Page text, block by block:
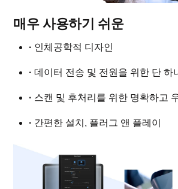
매우 사용하기 쉬운
· 인체공학적 디자인
· 데이터 전송 및 전원을 위한 단 하
· 스캔 및 후처리를 위한 명확하고
· 간편한 설치, 플러그 앤 플레이